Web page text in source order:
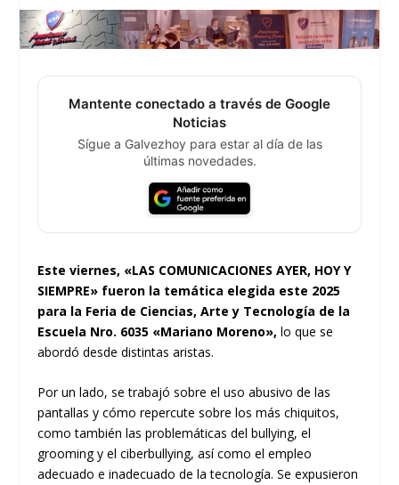
Mantente conectado a través de Google
Noticias
Sígue a Galvezhoy para estar al día de las
últimas novedades.
Este viernes, «LAS COMUNICACIONES AYER, HOY Y
SIEMPRE» fueron la temática elegida este 2025
para la Feria de Ciencias, Arte y Tecnología de la
Escuela Nro. 6035 «Mariano Moreno», lo que se
abordó desde distintas aristas.
Por un lado, se trabajó sobre el uso abusivo de las
pantallas y cómo repercute sobre los más chiquitos,
como también las problemáticas del bullying, el
grooming y el ciberbullying, así como el empleo
adecuado e inadecuado de la tecnología. Se expusieron